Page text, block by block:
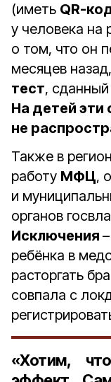
(иметь QR-
у человека на
о том, что он
месяцев
тест,
На детей эти
не
Также в
работу МФЦ,
и
органов
Исключения
ребёнка в
расторгать
совпала с
«Хотим,